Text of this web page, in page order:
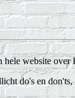
website
do's en